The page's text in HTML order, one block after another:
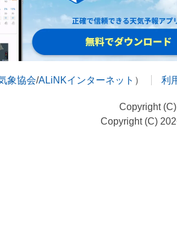
象協会/ALiNKインターネット ） 利
Copyright
Copyright (C)